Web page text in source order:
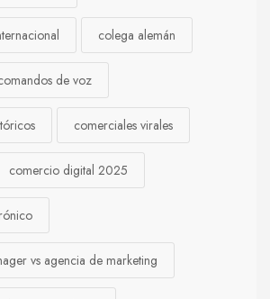
colega alemán
de voz
comerciales virales
comercio digital 2025
vs agencia de marketing